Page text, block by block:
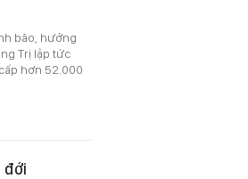
bão, hướng
Trị lập tức
hơn 52.000
đới